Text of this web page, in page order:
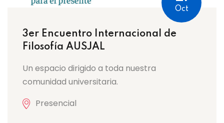
Oct
3er Encuentro Internacional de
Filosofía AUSJAL
Un espacio dirigido a toda nuestra
comunidad universitaria.
Presencial